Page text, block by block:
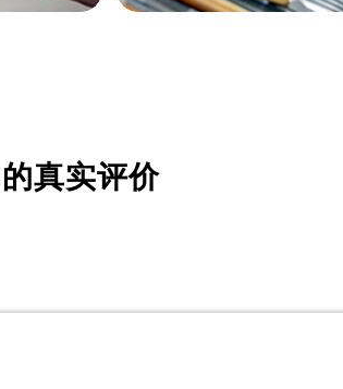
心
)
是开福区帝舵维修服务中心
(开福区帝舵维修保养中心)
真实评价